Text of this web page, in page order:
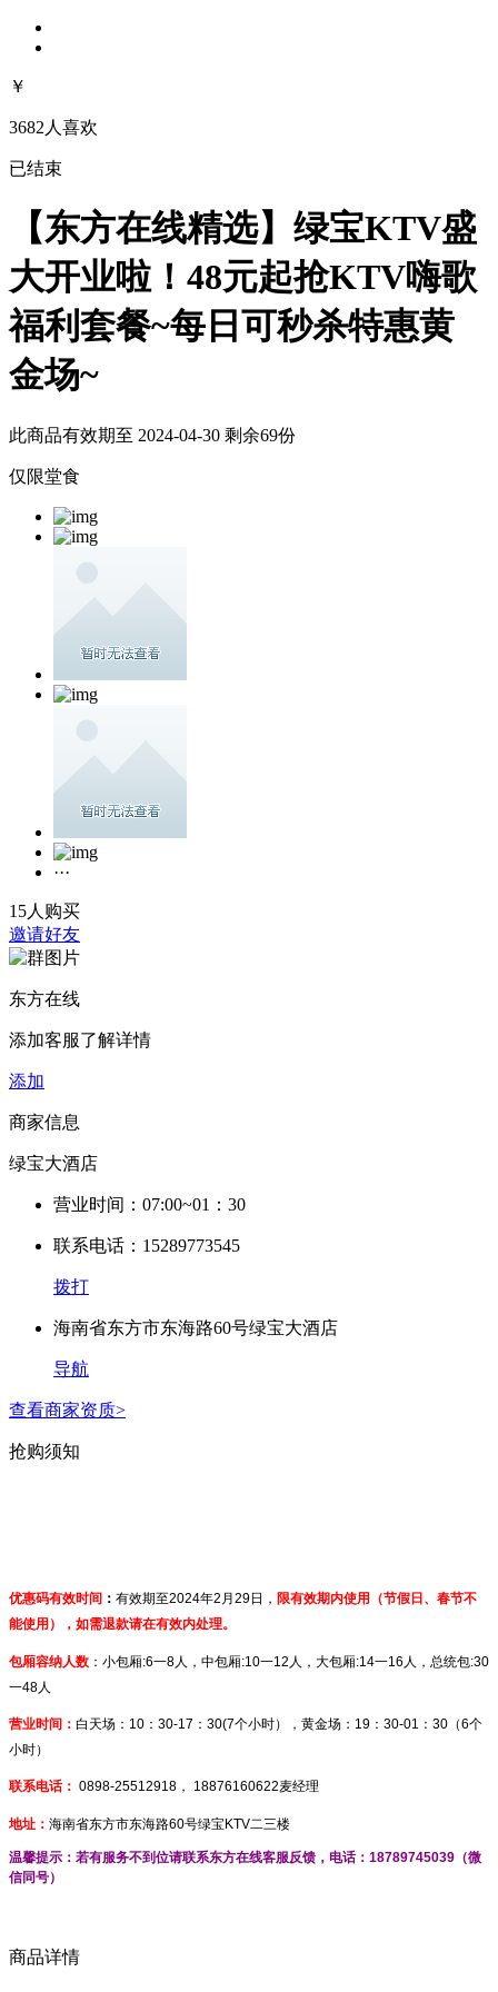
￥
3682人喜欢
已结束
【东方在线精选】绿宝KTV盛
大开业啦！48元起抢KTV嗨歌
福利套餐~每日可秒杀特惠黄
金场~
此商品有效期至 2024-04-30 剩余69份
仅限堂食
···
15人购买
邀请好友
东方在线
添加客服了解详情
添加
商家信息
绿宝大酒店
营业时间：07:00~01：30
联系电话：15289773545
拨打
海南省东方市东海路60号绿宝大酒店
导航
查看商家资质>
抢购须知
优惠码有效时间 ： 有效期至2024年2月29日， 限有效期内使用（节假日、春节不
能使用），如需退款请在有效内处理。
包厢容纳人数 ：小包厢:6一8人， 中包厢:10一12人， 大包厢:14一16人， 总统包:30
一48人
营业时间： 白天场：10：30-17：30(7个小时），黄金场：19：30-01：30（6个
小时）
联系电话： 0898-25512918， 18876160622麦经理
地址： 海南省东方市东海路60号绿宝KTV二三楼
温馨提示：若有服务不到位请联系东方在线客服反馈，电话： 18789745039 （微
信同号）
商品详情